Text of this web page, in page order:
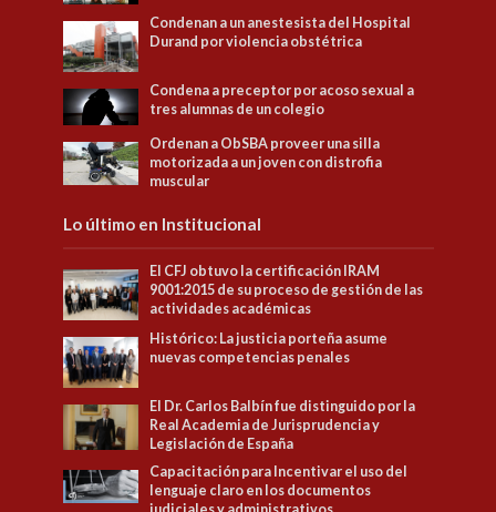
Condenan a un anestesista del Hospital
Durand por violencia obstétrica
Condena a preceptor por acoso sexual a
tres alumnas de un colegio
Ordenan a ObSBA proveer una silla
motorizada a un joven con distrofia
muscular
Lo último en Institucional
El CFJ obtuvo la certificación IRAM
9001:2015 de su proceso de gestión de las
actividades académicas
Histórico: La justicia porteña asume
nuevas competencias penales
El Dr. Carlos Balbín fue distinguido por la
Real Academia de Jurisprudencia y
Legislación de España
Capacitación para Incentivar el uso del
lenguaje claro en los documentos